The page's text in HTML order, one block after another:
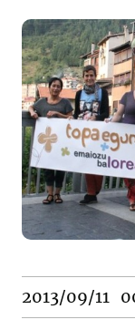
2013/09/11